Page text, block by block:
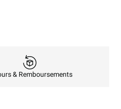
& Remboursements